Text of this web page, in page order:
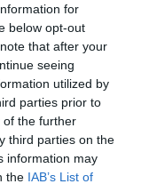
for
below opt-out
that after your
seeing
utilized by
parties prior to
of the further
third parties on the
information may
the IAB’s List of
kövessen
Hírek oldalán!